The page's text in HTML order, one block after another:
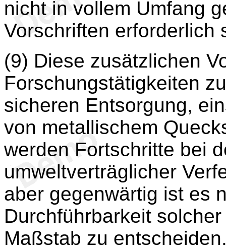
nicht in vollem Umfang
Vorschriften erforderlich
(9) Diese zusätzlichen
Forschungstätigkeiten
sicheren Entsorgung,
von metallischem
werden Fortschritte bei
umweltverträglicher
aber gegenwärtig ist es
Durchführbarkeit
Maßstab zu